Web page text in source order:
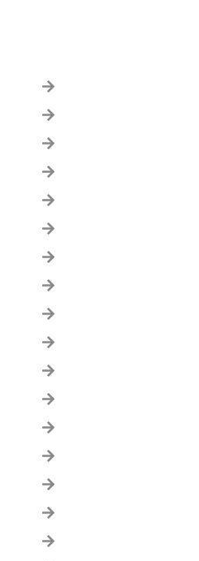
boek
bronnen en literatuur